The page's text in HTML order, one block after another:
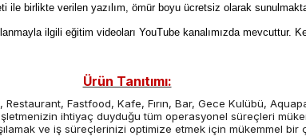
ile birlikte verilen yazılım, ömür boyu ücretsiz olarak
ilgili eğitim videoları YouTube kanalımızda
Ürün Tanıtımı:
Fastfood, Kafe, Fırın, Bar, Gece Kulübü,
işletmenizin ihtiyaç duyduğu tüm operasyonel süreçleri
ve iş süreçlerinizi optimize etmek için mükemmel bir